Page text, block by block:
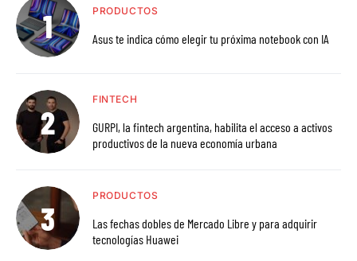
PRODUCTOS
Asus te indica cómo elegir tu próxima notebook con IA
FINTECH
GURPI, la fintech argentina, habilita el acceso a activos
productivos de la nueva economía urbana
PRODUCTOS
Las fechas dobles de Mercado Libre y para adquirir
tecnologías Huawei